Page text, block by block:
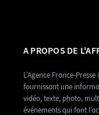
A PROPOS DE
L’Agence France-
fournissant une
vidéo, texte, photo,
événements qui font